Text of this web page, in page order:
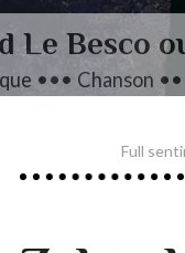
pris
Besco, Les Mots
Full